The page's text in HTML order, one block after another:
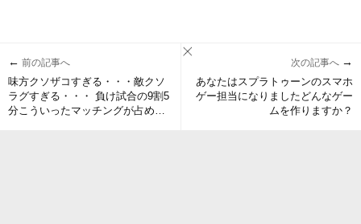
← 前の記事へ
味方クソザコすぎる・・・敵クソ
ラグすぎる・・・ 負け試合の9割5
分こういったマッチングが占めて
次の記事へ →
あなたはスプラトゥーンのスマホ
ゲー担当になりましたどんなゲー
ムを作りますか？